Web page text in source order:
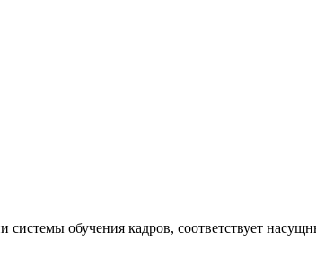
обучения кадров, соответствует